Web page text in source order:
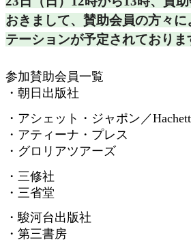
おきまして、 賛助会員の方々
テーションが予定されておりま
参加賛助会員一覧
・朝日出版社
・アシェット・ジャポン／
・アティーナ・プレス
・グロリアツアーズ
・三修社
・三省堂
・駿河台出版社
・第三書房